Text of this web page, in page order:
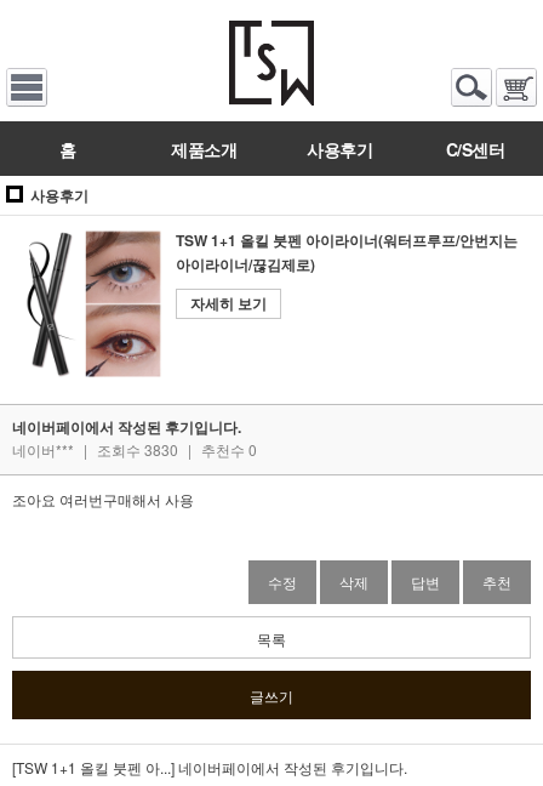
홈 제품소개 사용후기 C/S센터
사용후기
TSW 1+1 올킬 붓펜 아이라이너(워터프루프/안번지는
아이라이너/끊김제로)
자세히 보기
네이버페이에서 작성된 후기입니다.
네이버*** | 조회수 3830 | 추천수 0
조아요 여러번구매해서 사용
수정 삭제 답변 추천
목록
글쓰기
[TSW 1+1 올킬 붓펜 아...]네이버페이에서 작성된 후기입니다.